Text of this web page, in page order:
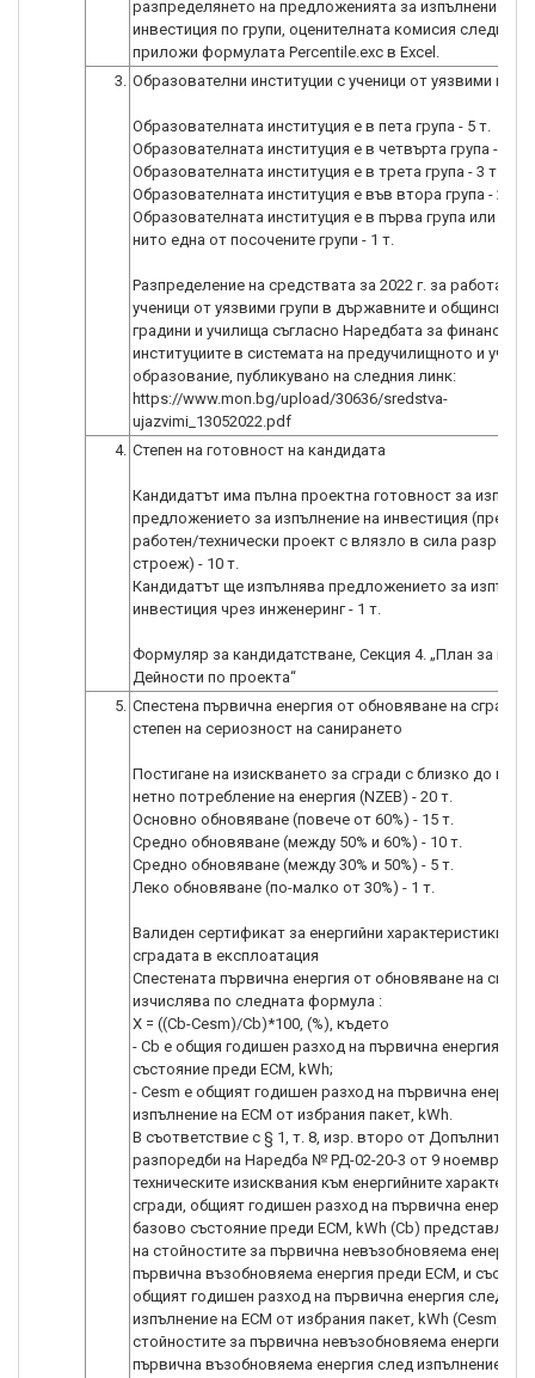
разпределянето на предложенията за изпълнение на
инвестиция по групи, оценителната комисия следва да
приложи формулата Percentile.exc в Excel.
3. Образователни институции с ученици от уязвими групи
Образователната институция е в пета група - 5 т.
Образователната институция е в четвърта група - 4 т.
Образователната институция е в трета група - 3 т.
Образователната институция е във втора група - 2 т.
Образователната институция е в първа група или не
нито една от посочените групи - 1 т.
Разпределение на средствата за 2022 г. за работа с
ученици от уязвими групи в държавните и общински
градини и училища съгласно Наредбата за
институциите в системата на предучилищното и
образование, публикувано на следния линк:
https://www.mon.bg/upload/30636/sredstva-
ujazvimi_13052022.pdf
4. Степен на готовност на кандидата
Кандидатът има пълна проектна готовност за
предложението за изпълнение на инвестиция
работен/технически проект с влязло в сила
строеж) - 10 т.
Кандидатът ще изпълнява предложението за
инвестиция чрез инженеринг - 1 т.
Формуляр за кандидатстване, Секция 4. „План за
Дейности по проекта“
5. Спестена първична енергия от обновяване на
степен на сериозност на санирането
Постигане на изискването за сгради с близко до
нетно потребление на енергия (NZEB) - 20 т.
Основно обновяване (повече от 60%) - 15 т.
Средно обновяване (между 50% и 60%) - 10 т.
Средно обновяване (между 30% и 50%) - 5 т.
Леко обновяване (по-малко от 30%) - 1 т.
Валиден сертификат за енергийни характеристики на
сградата в експлоатация
Спестената първична енергия от обновяване на
изчислява по следната формула :
Х = ((Сb-Сesm)/Сb)*100, (%), където
- Сb e общия годишен разход на първична енергия при
състояние преди ЕСМ, kWh;
- Сesm e общият годишен разход на първична енергия
изпълнение на ЕСМ от избрания пакет, kWh.
В съответствие с § 1, т. 8, изр. второ от
разпоредби на Наредба № РД-02-20-3 от 9 ноември
техническите изисквания към енергийните
сгради, общият годишен разход на първична енергия
базово състояние преди ЕСМ, kWh (Сb) представлява
на стойностите за първична невъзобновяема енергия
първична възобновяема енергия преди ЕСМ, и
общият годишен разход на първична енергия след
изпълнение на ЕСМ от избрания пакет, kWh (Сesm) е
стойностите за първична невъзобновяема енергия и
първична възобновяема енергия след изпълнение на